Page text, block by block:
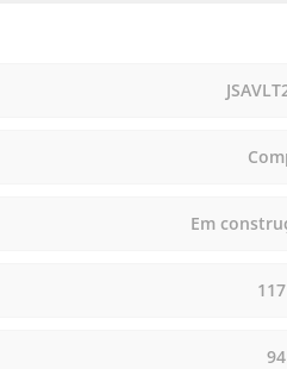
Em